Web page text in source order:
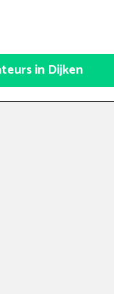
in Dijken